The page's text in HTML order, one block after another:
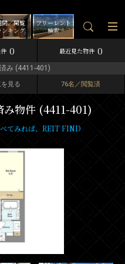
フリーレント
検索
間／閲覧
ンキング
0 最近見た物件 0
み (4411-401)
見る 76名／閲覧済
み物件 (4411-401)
てみれば、REIT FIND